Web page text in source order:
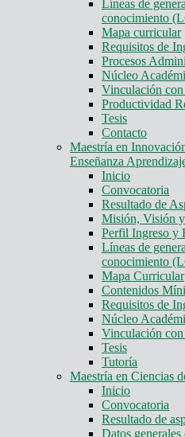
Líneas de
conocimiento
Mapa curricular
Requisitos de
Procesos
Núcleo
Vinculación con
Productividad
Tesis
Contacto
Maestría en
Enseñanza
Inicio
Convocatoria
Resultado de
Misión, Visión
Perfil Ingreso y
Líneas de
conocimiento
Mapa Curricular
Contenidos
Requisitos de
Núcleo
Vinculación con
Tesis
Tutoría
Maestría en Ciencias
Inicio
Convocatoria
Resultado de
Datos